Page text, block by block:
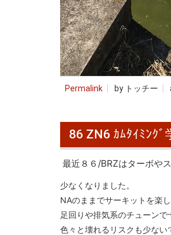
Permalink by トッチー
86 ZN6 ｶﾑﾀｲﾐﾝｸﾞ
最近８６/BRZはターボや
少なくなりました。
NAのままでサーキットを楽
足回りや排気系のチューン
色々と壊れるリスクも少ない